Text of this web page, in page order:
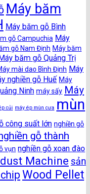
Máy băm
Máy băm gỗ Bình
gỗ Campuchia Máy
gỗ Nam Định Máy băm
băm gỗ Quảng Trị
mài dao Bình Định Máy
nghiền gỗ Huế Máy
Ninh máy sấy Máy
củi máy ép mùn cưa mùn
công suất lớn nghiền gỗ
gỗ thành
vụn nghiền gỗ xoan đào
Machine sản
Wood Pellet